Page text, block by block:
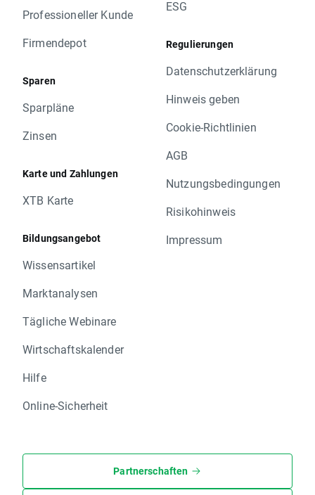
Professioneller Kunde
Firmendepot
Sparen
Sparpläne
Zinsen
Karte und Zahlungen
XTB Karte
Bildungsangebot
Wissensartikel
Marktanalysen
Tägliche Webinare
Wirtschaftskalender
Hilfe
Online-Sicherheit
ESG
Regulierungen
Datenschutzerklärung
Hinweis geben
Cookie-Richtlinien
AGB
Nutzungsbedingungen
Risikohinweis
Impressum
Partnerschaften